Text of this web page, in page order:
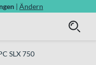
| Ändern
SLX 750